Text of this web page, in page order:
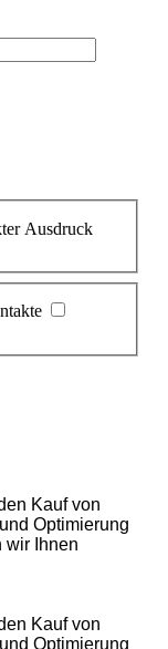
Ausdruck
Kauf von
Optimierung
wir Ihnen
Kauf von
Optimierung